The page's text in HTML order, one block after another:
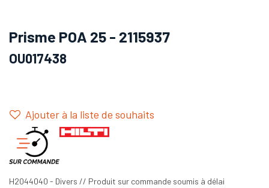
Prisme POA 25 - 2115937
OU017438
Ajouter à la liste de souhaits
H2044040 - Divers // Produit sur commande soumis à délai